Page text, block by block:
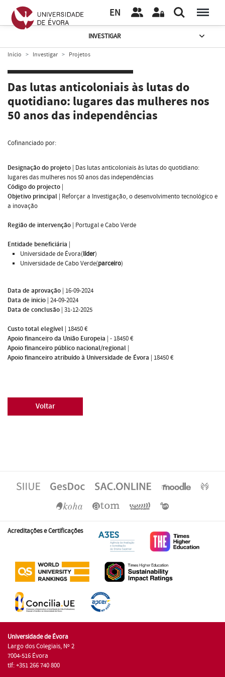
EN
INVESTIGAR
Início Investigar Projetos
Das lutas anticoloniais às lutas do
quotidiano: lugares das mulheres nos
50 anos das independências
Cofinanciado por:
Designação do projeto | Das lutas anticoloniais às lutas do quotidiano:
lugares das mulheres nos 50 anos das independências
Código do projecto |
Objetivo principal | Reforçar a Investigação, o desenvolvimento tecnológico e
a inovação
Região de intervenção | Portugal e Cabo Verde
Entidade beneficiária |
Universidade de Évora(líder)
Universidade de Cabo Verde(parceiro)
Data de aprovação | 16-09-2024
Data de inicio | 24-09-2024
Data de conclusão | 31-12-2025
Custo total elegível | 18450 €
Apoio financeiro da União Europeia | - 18450 €
Apoio financeiro público nacional/regional |
Apoio financeiro atribuído à Universidade de Évora | 18450 €
Voltar
Acreditações e Certificações
Universidade de Évora
Largo dos Colegiais, Nº 2
7004-516 Évora
tlf: +351 266 740 800